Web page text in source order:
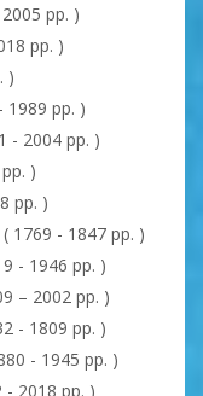
рр. )
рр. )
)
1989 рр. )
- 2004 рр. )
)
рр. )
( 1769 - 1847 рр. )
- 1946 рр. )
– 2002 рр. )
- 1809 рр. )
- 1945 рр. )
- 2018 рр. )